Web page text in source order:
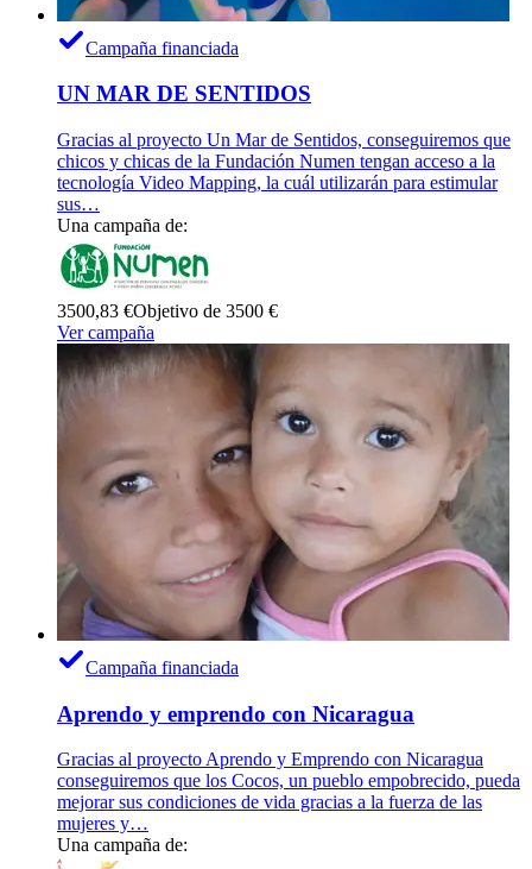
Campaña financiada
UN MAR DE SENTIDOS
Gracias al proyecto Un Mar de Sentidos, conseguiremos que
chicos y chicas de la Fundación Numen tengan acceso a la
tecnología Video Mapping, la cuál utilizarán para estimular
sus…
Una campaña de:
3500,83 €Objetivo de 3500 €
Ver campaña
Campaña financiada
Aprendo y emprendo con Nicaragua
Gracias al proyecto Aprendo y Emprendo con Nicaragua
conseguiremos que los Cocos, un pueblo empobrecido, pueda
mejorar sus condiciones de vida gracias a la fuerza de las
mujeres y…
Una campaña de: